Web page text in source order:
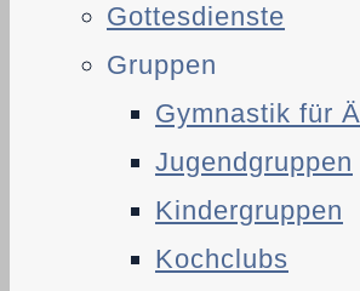
Gottesdienste
Gruppen
Gymnastik für
Jugendgruppen
Kindergruppen
Kochclubs